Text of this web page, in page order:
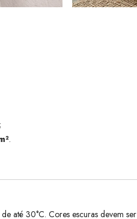
.
até 30°C. Cores escuras devem